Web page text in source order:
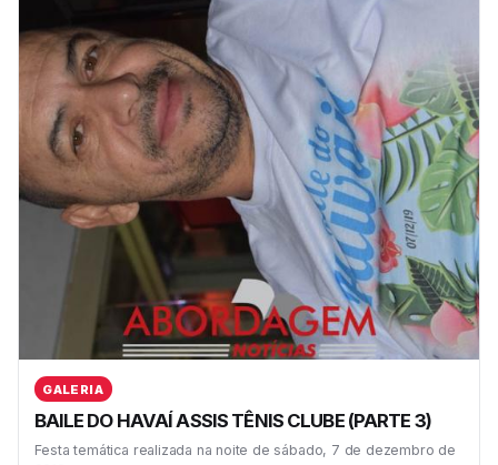
GALERIA
BAILE DO HAVAÍ ASSIS TÊNIS CLUBE (PARTE 3)
Festa temática realizada na noite de sábado, 7 de dezembro de